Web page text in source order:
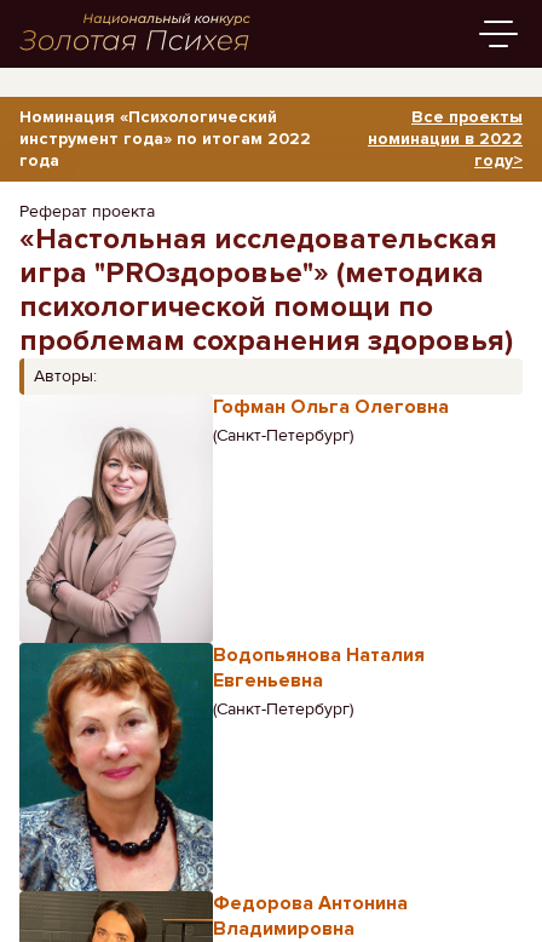
Номинация «Психологический
инструмент года» по итогам 2022
года
Все проекты
номинации в 2022
году>
Реферат проекта
«Настольная исследовательская
игра "PROздоровье"» (методика
психологической помощи по
проблемам сохранения здоровья)
Авторы:
Гофман Ольга Олеговна
(Санкт-Петербург)
Водопьянова Наталия
Евгеньевна
(Санкт-Петербург)
Федорова Антонина
Владимировна